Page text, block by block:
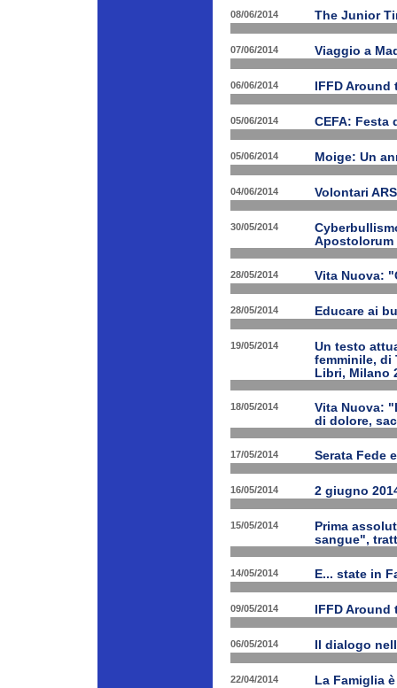
08/06/2014 The Junior
07/06/2014 Viaggio a
06/06/2014 IFFD
05/06/2014 CEFA: Festa
05/06/2014 Moige: Un
04/06/2014 Volontari
30/05/2014
Apostolorum
28/05/2014 Vita Nuova:
28/05/2014 Educare ai
19/05/2014
Un testo
femminile, di
Libri, Milano
18/05/2014
Vita Nuova:
di dolore,
17/05/2014 Serata Fede
16/05/2014 2 giugno
15/05/2014
Prima
sangue",
14/05/2014 E... state in
09/05/2014 IFFD
06/05/2014 Il dialogo
22/04/2014 La Famiglia